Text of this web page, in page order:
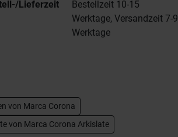
Lieferzeit
Bestellzeit 10-15
Werktage, Versandzeit 7-9
Werktage
von Marca Corona
von Marca Corona Arkislate